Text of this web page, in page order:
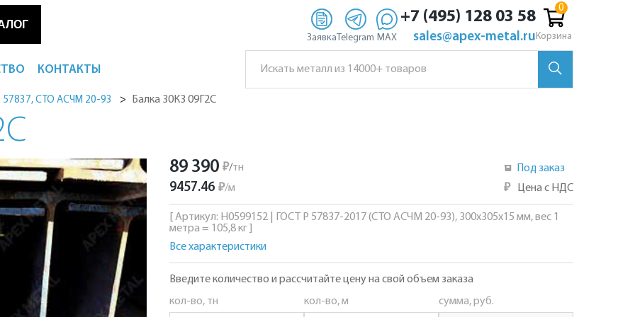
Заявка Telegram MAX
+7 (495) 128 03 58
sales@apex-metal.ru Корзина
КОНТАКТЫ
57837, СТО АСЧМ 20-93 Балка 30К3 09Г2С
89 390 ₽/тн
9457.46 ₽/м
Под заказ
₽
Цена с НДС
[ Артикул: Н0599152 | ГОСТ Р 57837-2017 (СТО АСЧМ 20-93), 300х305х15 мм, вес 1
метра = 105,8 кг ]
Все характеристики
Введите количество и рассчитайте цену на свой объем заказа
кол-во, тн
кол-во, м сумма, руб.